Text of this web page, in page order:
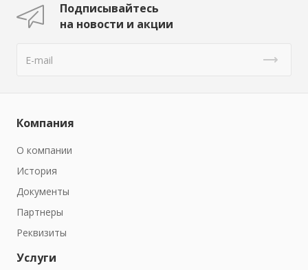
Подписывайтесь
на новости и акции
Компания
О компании
История
Документы
Партнеры
Реквизиты
Услуги